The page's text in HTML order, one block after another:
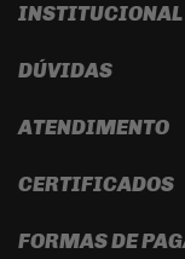
INSTITUCIONAL
DÚVIDAS
ATENDIMENTO
CERTIFICADOS
FORMAS DE